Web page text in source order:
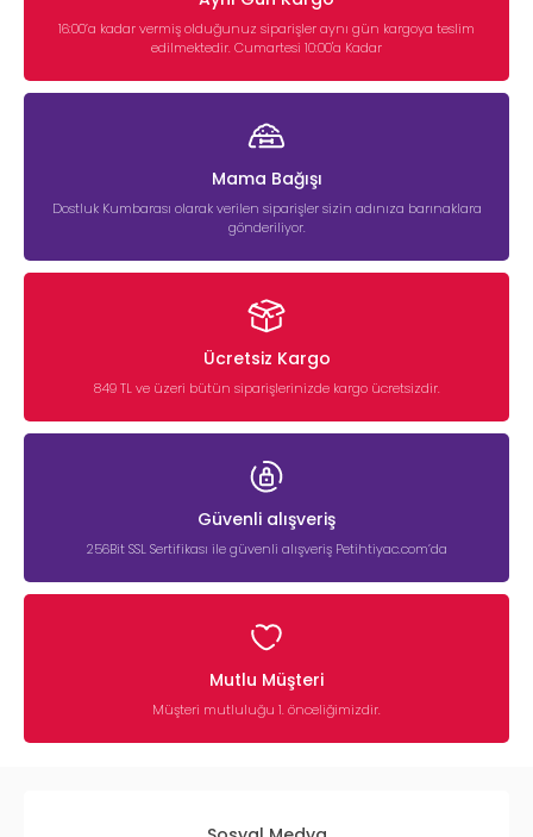
16:00’a kadar vermiş olduğunuz siparişler aynı gün kargoya teslim
edilmektedir. Cumartesi 10:00'a Kadar
Mama Bağışı
Dostluk Kumbarası olarak verilen siparişler sizin adınıza barınaklara
gönderiliyor.
Ücretsiz Kargo
849 TL ve üzeri bütün siparişlerinizde kargo ücretsizdir.
Güvenli alışveriş
256Bit SSL Sertifikası ile güvenli alışveriş Petihtiyac.com’da
Mutlu Müşteri
Müşteri mutluluğu 1. önceliğimizdir.